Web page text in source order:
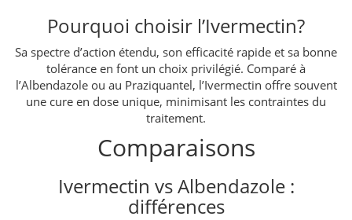
Pourquoi choisir l’Ivermectin?
Sa spectre d’action étendu, son efficacité rapide et sa bonne
tolérance en font un choix privilégié. Comparé à
l’Albendazole ou au Praziquantel, l’Ivermectin offre souvent
une cure en dose unique, minimisant les contraintes du
traitement.
Comparaisons
Ivermectin vs Albendazole :
différences